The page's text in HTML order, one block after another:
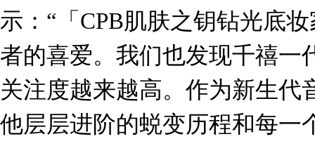
示：“「CPB肌肤之钥钻光底
者的喜爱。我们也发现千禧一
关注度越来越高。作为新生代
他层层进阶的蜕变历程和每一